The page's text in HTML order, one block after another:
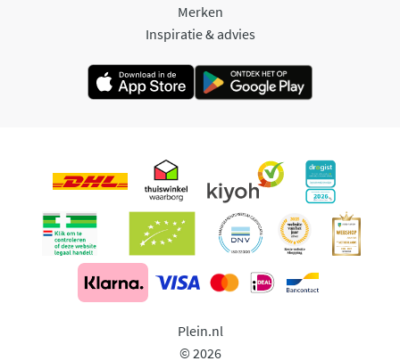
Merken
Inspiratie & advies
Plein.nl
© 2026